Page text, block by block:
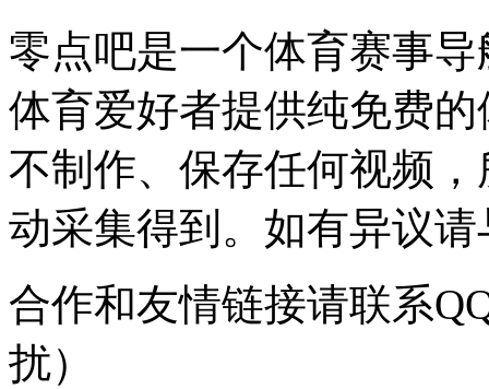
零点吧是一个体育赛事
体育爱好者提供纯免费
不制作、保存任何视频
动采集得到。如有异议
合作和友情链接请联系
扰）